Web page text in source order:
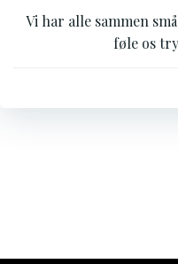
Vi har alle sammen
føle os